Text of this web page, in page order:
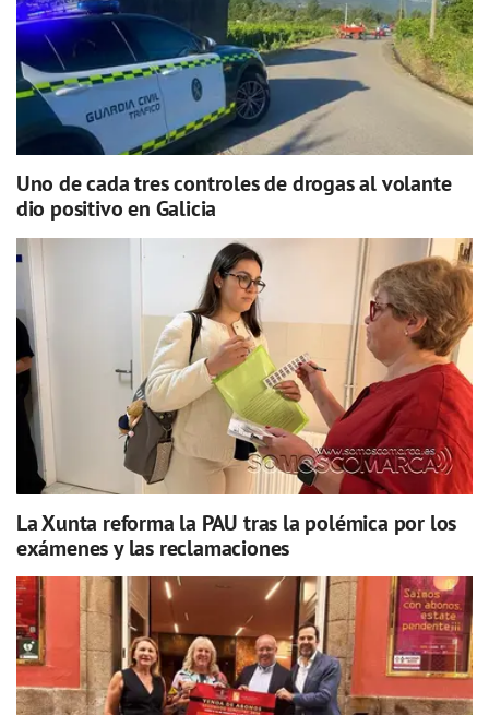
Uno de cada tres controles de drogas al volante
dio positivo en Galicia
La Xunta reforma la PAU tras la polémica por los
exámenes y las reclamaciones